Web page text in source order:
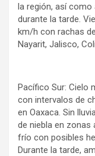
la región, así
durante la tarde.
km/h con rachas
Nayarit, Jalisco,
Pacífico Sur: Cielo
con intervalos de
en Oaxaca. Sin
de niebla en zonas
frío con posibles
Durante la tarde,